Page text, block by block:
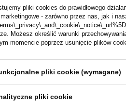
pliki cookies do prawidłowego
marketingowe - zarówno przez nas, jak i
Możesz określić warunki
momencie poprzez usunięcie plików
pliki cookie (wymagane)
pliki cookie